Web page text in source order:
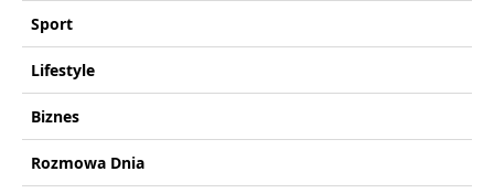
Sport
Lifestyle
Biznes
Rozmowa Dnia